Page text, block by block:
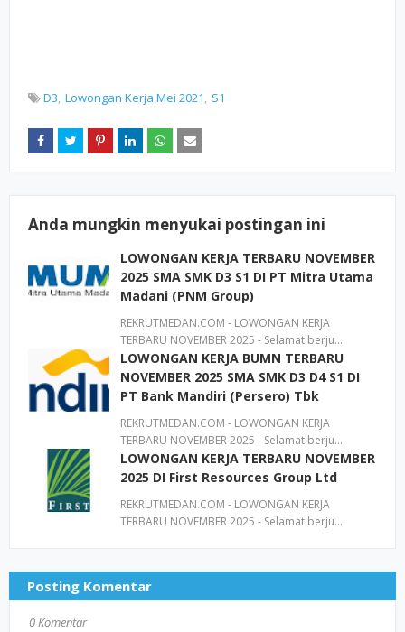
D3 Lowongan Kerja Mei 2021 S1
Anda mungkin menyukai postingan ini
LOWONGAN KERJA TERBARU NOVEMBER
2025 SMA SMK D3 S1 DI PT Mitra Utama
Madani (PNM Group)
REKRUTMEDAN.COM - LOWONGAN KERJA
TERBARU NOVEMBER 2025 - Selamat berju…
LOWONGAN KERJA BUMN TERBARU
NOVEMBER 2025 SMA SMK D3 D4 S1 DI
PT Bank Mandiri (Persero) Tbk
REKRUTMEDAN.COM - LOWONGAN KERJA
TERBARU NOVEMBER 2025 - Selamat berju…
LOWONGAN KERJA TERBARU NOVEMBER
2025 DI First Resources Group Ltd
REKRUTMEDAN.COM - LOWONGAN KERJA
TERBARU NOVEMBER 2025 - Selamat berju…
Posting Komentar
0 Komentar